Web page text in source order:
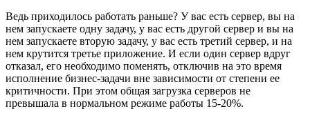
Ведь приходилось работать раньше? У вас есть сервер, вы на
нем запускаете одну задачу, у вас есть другой сервер и вы на
нем запускаете вторую задачу, у вас есть третий сервер, и на
нем крутится третье приложение. И если один сервер вдруг
отказал, его необходимо поменять, отключив на это время
исполнение бизнес-задачи вне зависимости от степени ее
критичности. При этом общая загрузка серверов не
превышала в нормальном режиме работы 15-20%.